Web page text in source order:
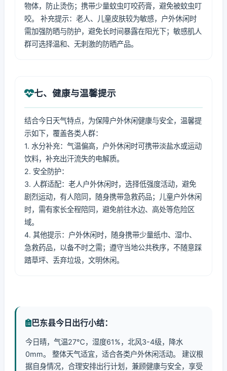
物体，防止烫伤；携带少量蚊虫叮咬药膏，避免被蚊虫叮
咬。 补充提示：老人、儿童皮肤较为敏感，户外休闲时
需加强防晒与防护，避免长时间暴露在阳光下；敏感肌人
群可选择温和、无刺激的防晒产品。
七、健康与温馨提示
结合今日天气特点，为保障户外休闲健康与安全，温馨提
示如下，覆盖各类人群：
1. 水分补充：气温偏高，户外休闲时可携带淡盐水或运动
饮料，补充出汗流失的电解质。
2. 安全防护：
3. 人群适配：老人户外休闲时，选择低强度活动，避免
剧烈运动，有人陪同，随身携带急救药品；儿童户外休闲
时，需有家长全程陪同，避免前往水边、高处等危险区
域。
4. 其他提示：户外休闲时，随身携带少量纸巾、湿巾、
急救药品，以备不时之需；遵守当地公共秩序，不随意踩
踏草坪、丢弃垃圾，文明休闲。
巴东县今日出行小结：
今日晴，气温27℃，湿度61%，北风3-4级，降水
0mm。 整体天气适宜，适合各类户外休闲活动。 建议根
据自身情况，合理安排出行计划，兼顾健康与安全，享受